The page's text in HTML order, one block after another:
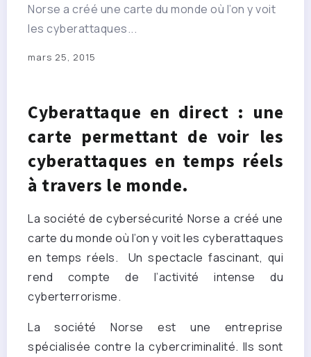
Norse a créé une carte du monde où l’on y voit
les cyberattaques...
mars 25, 2015
Cyberattaque en direct : une
carte permettant de voir les
cyberattaques en temps réels
à travers le monde.
La société de cybersécurité Norse a créé une
carte du monde où l’on y voit les cyberattaques
en temps réels. Un spectacle fascinant, qui
rend compte de l’activité intense du
cyberterrorisme.
La société Norse est une entreprise
spécialisée contre la cybercriminalité. Ils sont